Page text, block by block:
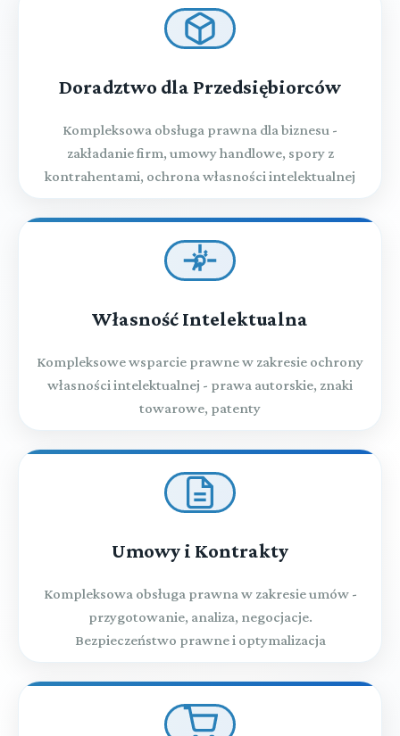
Doradztwo dla Przedsiębiorców
Kompleksowa obsługa prawna dla biznesu -
zakładanie firm, umowy handlowe, spory z
kontrahentami, ochrona własności intelektualnej
Własność Intelektualna
Kompleksowe wsparcie prawne w zakresie ochrony
własności intelektualnej - prawa autorskie, znaki
towarowe, patenty
Umowy i Kontrakty
Kompleksowa obsługa prawna w zakresie umów -
przygotowanie, analiza, negocjacje.
Bezpieczeństwo prawne i optymalizacja